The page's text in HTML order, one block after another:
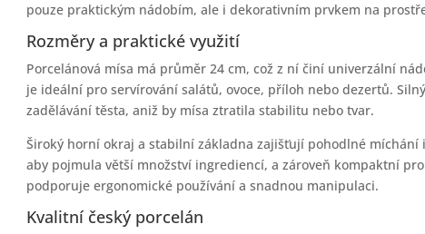
pouze praktickým nádobím, ale i dekorativním prvkem na
Rozměry a praktické využití
Porcelánová mísa má průměr 24 cm, což z ní činí univerzální
je ideální pro servírování salátů, ovoce, příloh nebo dezertů.
zadělávání těsta, aniž by mísa ztratila stabilitu nebo tvar.
Široký horní okraj a stabilní základna zajišťují pohodlné míchání
aby pojmula větší množství ingrediencí, a zároveň kompaktní
podporuje ergonomické používání a snadnou manipulaci.
Kvalitní český porcelán